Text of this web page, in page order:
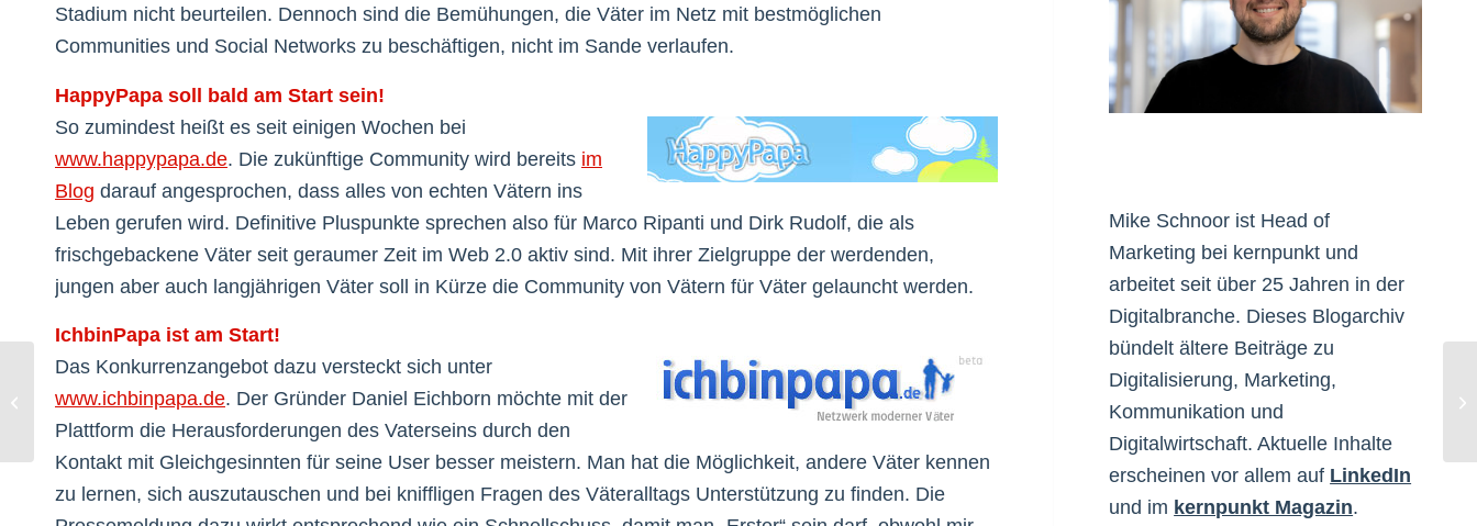
Stadium nicht beurteilen. Dennoch sind die Bemühungen, die Väter im Netz mit bestmöglichen
Communities und Social Networks zu beschäftigen, nicht im Sande verlaufen.
HappyPapa soll bald am Start sein!
So zumindest heißt es seit einigen Wochen bei
www.happypapa.de. Die zukünftige Community wird bereits im
Blog darauf angesprochen, dass alles von echten Vätern ins
Leben gerufen wird. Definitive Pluspunkte sprechen also für Marco Ripanti und Dirk Rudolf, die als
frischgebackene Väter seit geraumer Zeit im Web 2.0 aktiv sind. Mit ihrer Zielgruppe der werdenden,
jungen aber auch langjährigen Väter soll in Kürze die Community von Vätern für Väter gelauncht werden.
IchbinPapa ist am Start!
Das Konkurrenzangebot dazu versteckt sich unter
www.ichbinpapa.de. Der Gründer Daniel Eichborn möchte mit der
Plattform die Herausforderungen des Vaterseins durch den
Kontakt mit Gleichgesinnten für seine User besser meistern. Man hat die Möglichkeit, andere Väter kennen
zu lernen, sich auszutauschen und bei kniffligen Fragen des Väteralltags Unterstützung zu finden. Die
Mike Schnoor ist Head of
Marketing bei kernpunkt und
arbeitet seit über 25 Jahren in der
Digitalbranche. Dieses Blogarchiv
bündelt ältere Beiträge zu
Digitalisierung, Marketing,
Kommunikation und
Digitalwirtschaft. Aktuelle Inhalte
erscheinen vor allem auf LinkedIn
und im kernpunkt Magazin.
Offlinespam mit Dildos, Gleitcreme,